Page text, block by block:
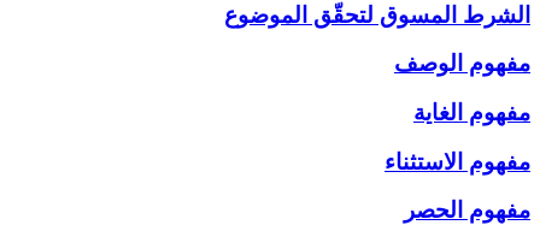
الشرط المسوق لتحقّق الموضوع
مفهوم الوصف
مفهوم الغاية
مفهوم الاستثناء
مفهوم الحصر